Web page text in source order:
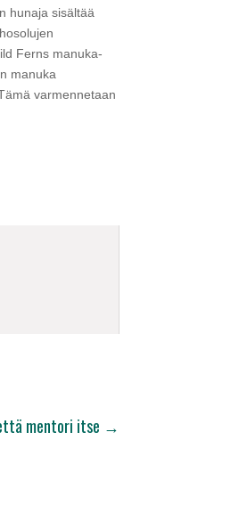
hunaja sisältää
Ferns manuka-
manuka
Tämä varmennetaan
mentori itse →